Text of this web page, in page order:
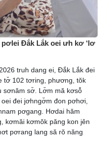
Đắk Lắk oei ưh kơ ‘lơ
truh dang ei, Đắk Lắk đei
tơ̆ 102 tơring, phương, tŏk
sơnăm sơ̆. Lơ̆m mă kơsô̆
đei jơhngơ̆m đon pơhơi,
pơgang. Hơdai hăm
kơmăi kơmŏk păng kon jên
pơrang lang să rŏ năng